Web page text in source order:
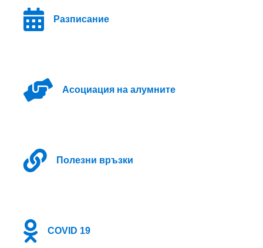
Разписание
Асоциация на алумните
Полезни връзки
COVID 19